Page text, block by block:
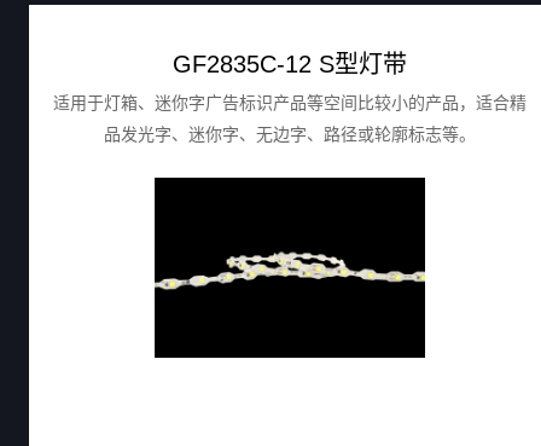
GF2835C-12 S型灯带
适用于灯箱、迷你字广告标识产品等空间比较小的产品，适合精
品发光字、迷你字、无边字、路径或轮廓标志等。